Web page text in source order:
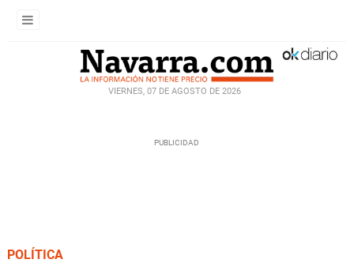
VIERNES, 07 DE AGOSTO DE 2026
POLÍTICA